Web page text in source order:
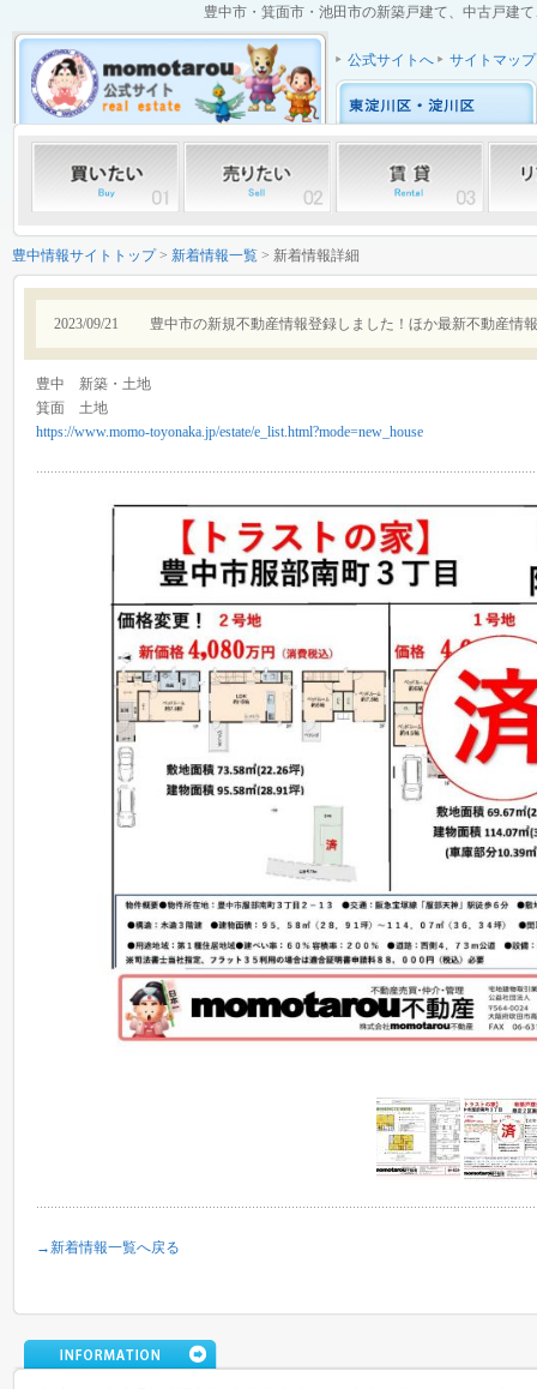
豊中市・箕面市・池田市の新築戸建て、中古戸建
公式サイトへ サイトマップ
豊中情報サイトトップ> 新着情報一覧 > 新着情報詳細
2023/09/21 豊中市の新規不動産情報登録しました！ほか最新不動産情
豊中 新築・土地
箕面 土地
https://www.momo-toyonaka.jp/estate/e_list.html?mode=new_house
→新着情報一覧へ戻る